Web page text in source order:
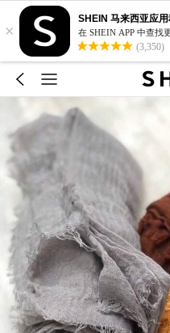
×
SHEIN 马来西亚应
在 SHEIN APP 中查找
(3,350)